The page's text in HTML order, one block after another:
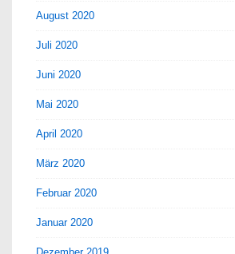
August 2020
Juli 2020
Juni 2020
Mai 2020
April 2020
März 2020
Februar 2020
Januar 2020